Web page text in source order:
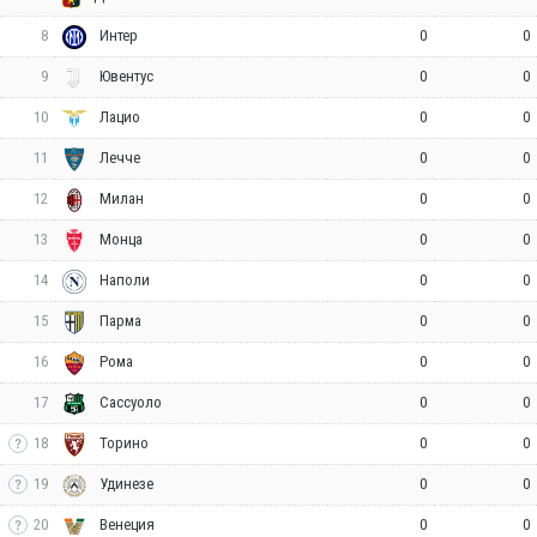
8 Интер 0 0
9 Ювентус 0 0
10 Лацио 0 0
11 Лечче 0 0
12 Милан 0 0
13 Монца 0 0
14 Наполи 0 0
15 Парма 0 0
16 Рома 0 0
17 Сассуоло 0 0
18 Торино 0 0
19 Удинезе 0 0
20 Венеция 0 0